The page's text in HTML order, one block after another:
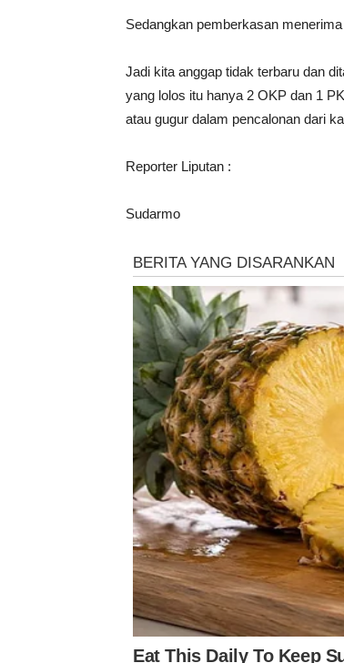
Sedangkan pemberkasan
Jadi kita anggap tidak terbaru dan
yang lolos itu hanya 2 OKP dan 1
atau gugur dalam pencalonan dari
Reporter Liputan :
Sudarmo